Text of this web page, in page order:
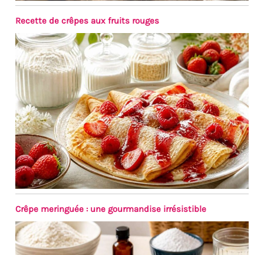
Recette de crêpes aux fruits rouges
Crêpe meringuée : une gourmandise irrésistible